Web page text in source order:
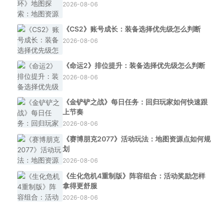
2026-08-06
《CS2》账号成长：装备选择优先级怎么判断
2026-08-06
《命运2》排位提升：装备选择优先级怎么判断
2026-08-06
《金铲铲之战》每日任务：回归玩家如何快速跟
上节奏
2026-08-06
《赛博朋克2077》活动玩法：地图资源点如何规
划
2026-08-06
《生化危机4重制版》阵容组合：活动奖励怎样
拿得更舒服
2026-08-06